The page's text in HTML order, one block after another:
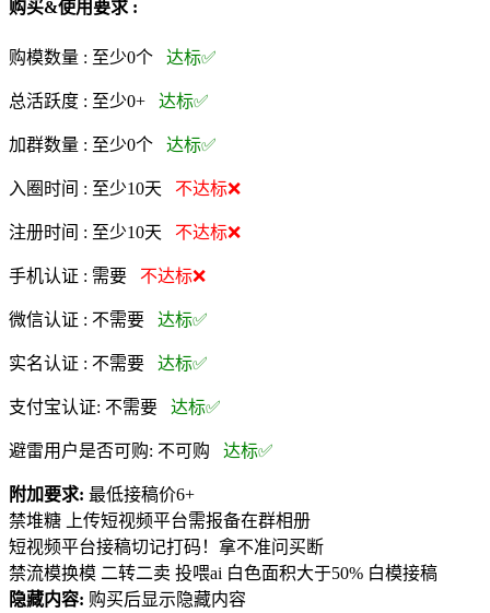
购买&使用要求 :
购模数量 : 至少0个 达标✅
总活跃度 : 至少0+ 达标✅
加群数量 : 至少0个 达标✅
入圈时间 : 至少10天 不达标❌
注册时间 : 至少10天 不达标❌
手机认证 : 需要 不达标❌
微信认证 : 不需要 达标✅
实名认证 : 不需要 达标✅
支付宝认证: 不需要 达标✅
避雷用户是否可购: 不可购 达标✅
附加要求: 最低接稿价6+
禁堆糖 上传短视频平台需报备在群相册
短视频平台接稿切记打码！拿不准问买断
禁流模换模 二转二卖 投喂ai 白色面积大于50% 白模接稿
隐藏内容: 购买后显示隐藏内容